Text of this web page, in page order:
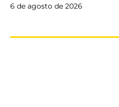
6 de agosto de 2026